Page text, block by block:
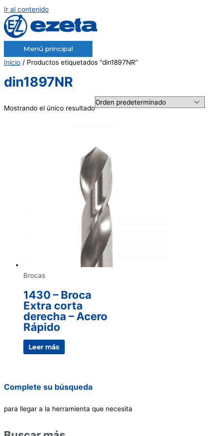
Ir al contenido
Menú principal
Inicio / Productos etiquetados “din1897NR”
din1897NR
Mostrando el único resultado
Brocas
1430 – Broca
Extra corta
derecha – Acero
Rápido
Leer más
Complete su búsqueda
para llegar a la herramienta que necesita